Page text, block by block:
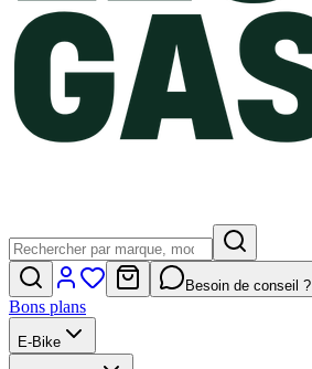
Besoin de conseil ?
Bons plans
E-Bike